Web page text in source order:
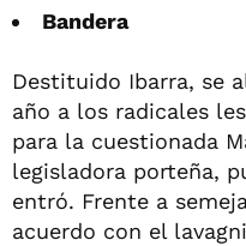
Bandera
Destituido Ibarra, se
año a los radicales
para la cuestionada
legisladora porteña,
entró. Frente a
acuerdo con el